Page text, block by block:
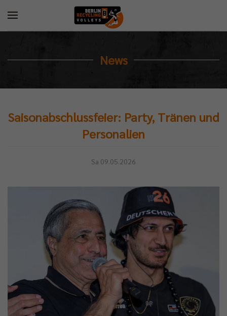
News
Saisonabschlussfeier: Party, Tränen und
Personalien
Sa 09.05.2026